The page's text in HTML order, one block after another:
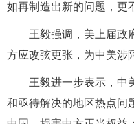
如再制造出新的问题，更
王毅强调，美上届政
方应改弦更张，为中美涉
王毅进一步表示，中
和亟待解决的地区热点问